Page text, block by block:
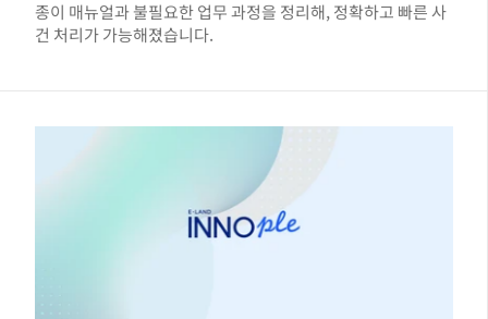
종이 매뉴얼과 불필요한 업무 과정을 정리해, 정확하고 빠른 사
건 처리가 가능해졌습니다.